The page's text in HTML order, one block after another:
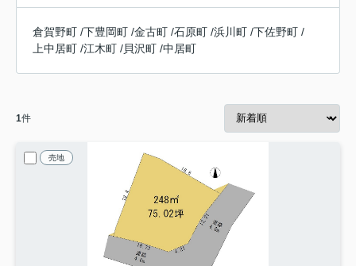
倉賀野町 /下豊岡町 /金古町 /石原町 /浜川町 /下佐野町 /
上中居町 /江木町 /貝沢町 /中居町
1件
売地